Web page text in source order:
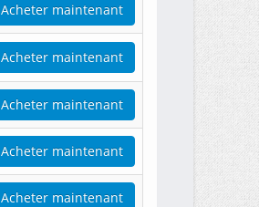
Acheter maintenant
Acheter maintenant
Acheter maintenant
Acheter maintenant
Acheter maintenant